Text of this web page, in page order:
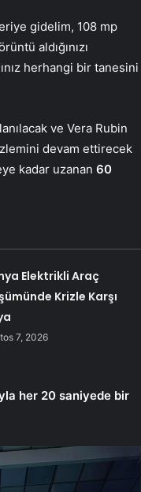
gidelim, 108 mp
aldığınızı
herhangi bir tanesini
ve Vera Rubin
devam ettirecek
kadar uzanan 60
Elektrikli Araç
Krizle Karşı
7, 2026
her 20 saniyede bir